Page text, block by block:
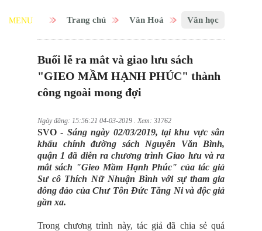
MENU Trang chủ Văn Hoá Văn học
Buổi lễ ra mắt và giao lưu sách
"GIEO MẦM HẠNH PHÚC" thành
công ngoài mong đợi
Ngày đăng: 15:56:21 04-03-2019 . Xem: 31762
SVO - Sáng ngày 02/03/2019, tại khu vực sân
khấu chính đường sách Nguyễn Văn Bình,
quận 1 đã diễn ra chương trình Giao lưu và ra
mắt sách "Gieo Mầm Hạnh Phúc" của tác giả
Sư cô Thích Nữ Nhuận Bình với sự tham gia
đông đảo của Chư Tôn Đức Tăng Ni và độc giả
gần xa.
Trong chương trình này, tác giả đã chia sẻ quá